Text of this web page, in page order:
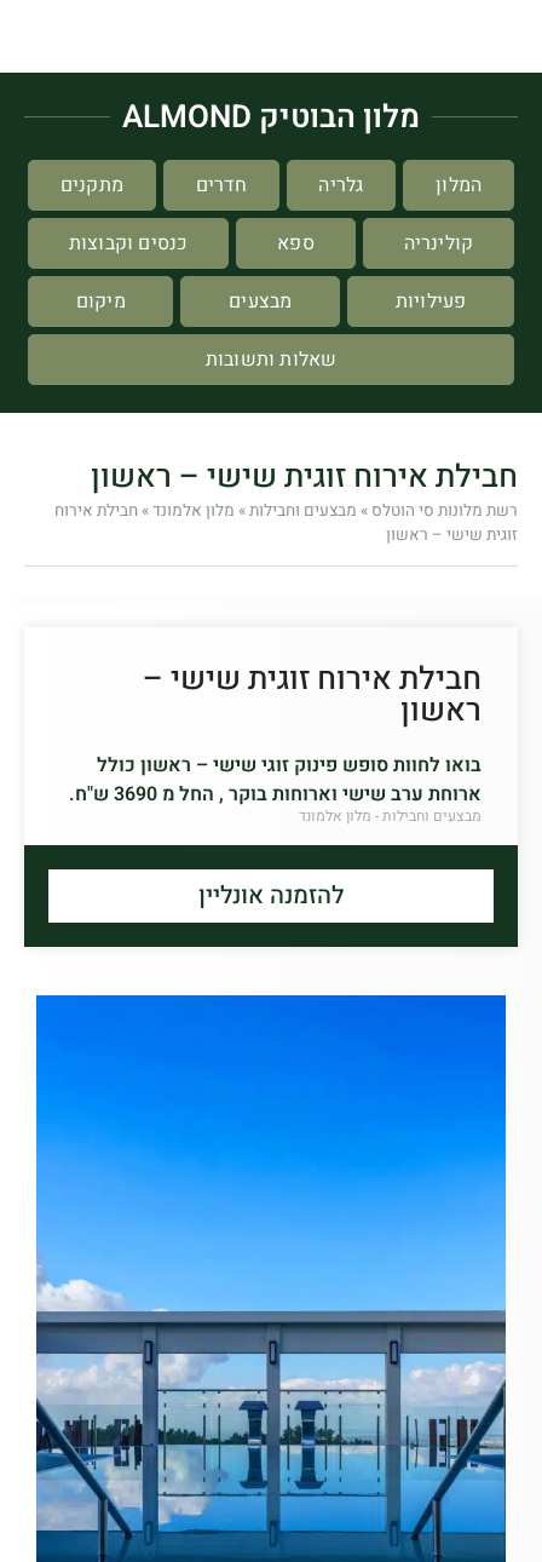
מלון הבוטיק ALMOND
המלון גלריה חדרים
מתקנים
קולינריה
ספא
כנסים וקבוצות
פעילויות
מבצעים
מיקום
שאלות ותשובות
חבילת אירוח זוגית שישי – ראשון
רשת מלונות סי הוטלס » מבצעים וחבילות» מלון אלמונד» חבילת אירוח
זוגית שישי – ראשון
חבילת אירוח זוגית שישי –
ראשון
בואו לחוות סופש פינוק זוגי שישי – ראשון כולל
ארוחת ערב שישי וארוחות בוקר , החל מ 3690 ש"ח.
מבצעים וחבילות - מלון אלמונד
להזמנה אונליין